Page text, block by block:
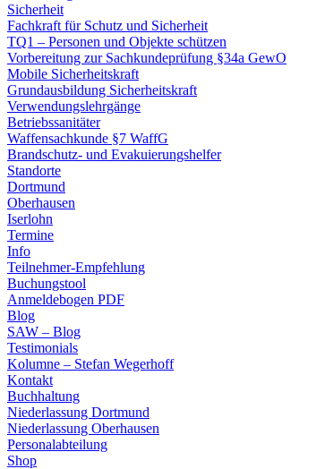
Sicherheit
Fachkraft für Schutz und Sicherheit
TQ1 – Personen und Objekte schützen
Vorbereitung zur Sachkundeprüfung §34a GewO
Mobile Sicherheitskraft
Grundausbildung Sicherheitskraft
Verwendungslehrgänge
Betriebssanitäter
Waffensachkunde §7 WaffG
Brandschutz- und Evakuierungshelfer
Standorte
Dortmund
Oberhausen
Iserlohn
Termine
Info
Teilnehmer-Empfehlung
Buchungstool
Anmeldebogen PDF
Blog
SAW – Blog
Testimonials
Kolumne – Stefan Wegerhoff
Kontakt
Buchhaltung
Niederlassung Dortmund
Niederlassung Oberhausen
Personalabteilung
Shop